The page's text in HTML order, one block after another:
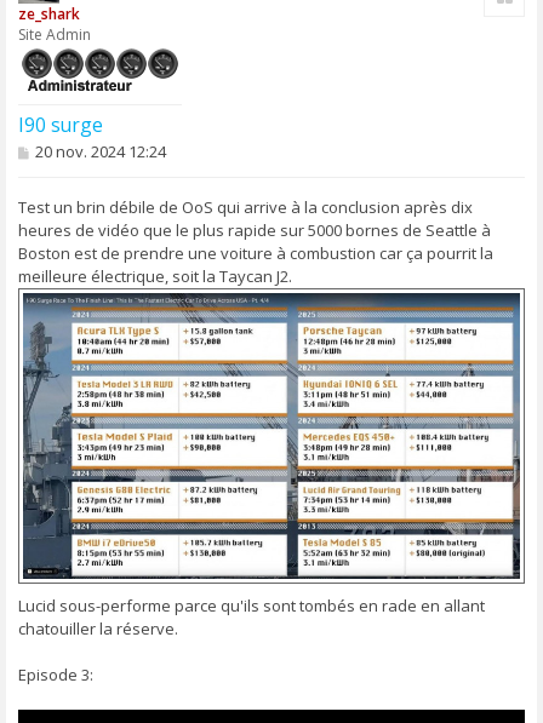
ze_shark
Site Admin
I90 surge
M
s
a
g
e
20 nov. 2024 12:24
Test un brin débile de OoS qui arrive à la conclusion après dix
heures de vidéo que le plus rapide sur 5000 bornes de Seattle à
Boston est de prendre une voiture à combustion car ça pourrit la
meilleure électrique, soit la Taycan J2.
Lucid sous-performe parce qu'ils sont tombés en rade en allant
chatouiller la réserve.
Episode 3: